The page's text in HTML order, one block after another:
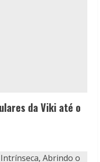
da Viki até o